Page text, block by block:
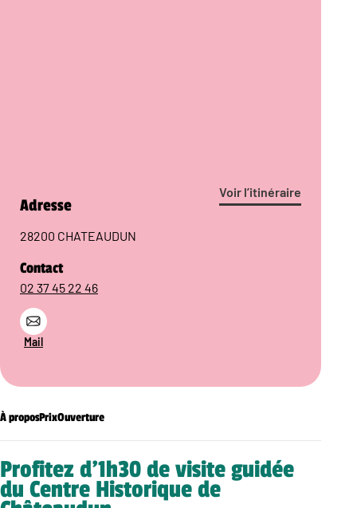
Voir l’itinéraire
Adresse
28200 CHATEAUDUN
Contact
02 37 45 22 46
Mail
À proposPrixOuverture
Profitez d’1h30 de visite guidée
du Centre Historique de